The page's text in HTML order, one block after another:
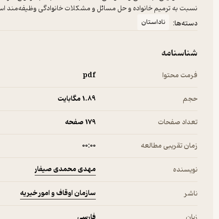
نسبت به ترمیم خانواده و حل مسائل و مشکلات خانوادگی وظیفه‌مند
دسته‌ها: ناداستان
شناسنامه
فرمت محتوا pdf
حجم 1.۸۹ مگابایت
تعداد صفحات 179 صفحه
زمان تقریبی مطالعه ۰۰:۰۰
نویسنده مهدی محمدی صیفار
ناشر سازمان اوقاف و امور خیریه